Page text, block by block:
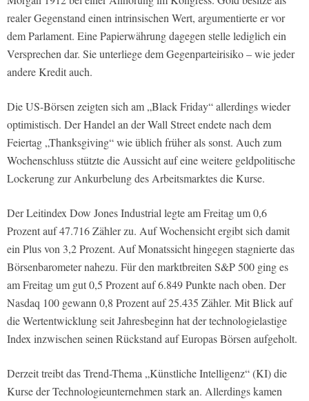
realer Gegenstand einen intrinsischen Wert, argumentierte er vor
dem Parlament. Eine Papierwährung dagegen stelle lediglich ein
Versprechen dar. Sie unterliege dem Gegenparteirisiko – wie jeder
andere Kredit auch.
Die US-Börsen zeigten sich am „Black Friday“ allerdings wieder
optimistisch. Der Handel an der Wall Street endete nach dem
Feiertag „Thanksgiving“ wie üblich früher als sonst. Auch zum
Wochenschluss stützte die Aussicht auf eine weitere geldpolitische
Lockerung zur Ankurbelung des Arbeitsmarktes die Kurse.
Der Leitindex Dow Jones Industrial legte am Freitag um 0,6
Prozent auf 47.716 Zähler zu. Auf Wochensicht ergibt sich damit
ein Plus von 3,2 Prozent. Auf Monatssicht hingegen stagnierte das
Börsenbarometer nahezu. Für den marktbreiten S&P 500 ging es
am Freitag um gut 0,5 Prozent auf 6.849 Punkte nach oben. Der
Nasdaq 100 gewann 0,8 Prozent auf 25.435 Zähler. Mit Blick auf
die Wertentwicklung seit Jahresbeginn hat der technologielastige
Index inzwischen seinen Rückstand auf Europas Börsen aufgeholt.
Derzeit treibt das Trend-Thema „Künstliche Intelligenz“ (KI) die
Kurse der Technologieunternehmen stark an. Allerdings kamen